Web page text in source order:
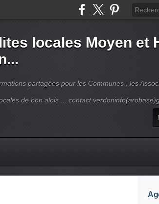
locales Moyen et
partagées pour les Communes , les
de bon alois ... contact